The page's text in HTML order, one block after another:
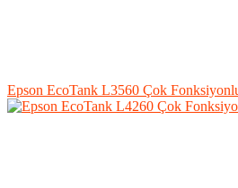
Epson EcoTank L3560 Çok Fonksiyonlu